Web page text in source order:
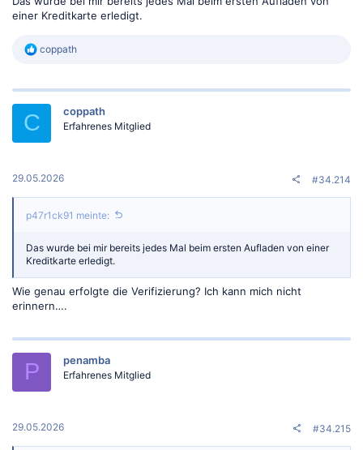
einer Kreditkarte erledigt.
R
k
o
:
coppath
C coppath
Erfahrenes Mitglied
29.05.2026 #34.214
p47r1ck91 meinte:
Das wurde bei mir bereits jedes Mal beim ersten Aufladen von einer
Kreditkarte erledigt.
Wie genau erfolgte die Verifizierung? Ich kann mich nicht
erinnern….
P penamba
Erfahrenes Mitglied
29.05.2026 #34.215